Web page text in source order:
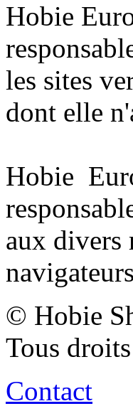
Hobie
les sites
dont elle
Hobie
aux divers
© Hobie
Tous
Contact